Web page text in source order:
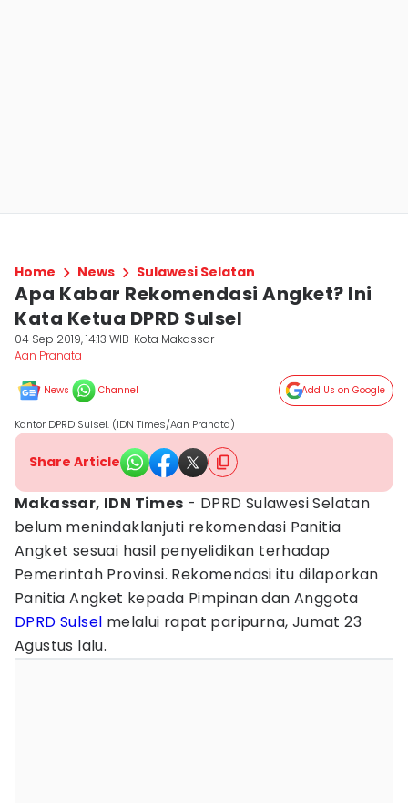
Home News Sulawesi Selatan
Apa Kabar Rekomendasi Angket? Ini
Kata Ketua DPRD Sulsel
04 Sep 2019, 14:13 WIB Kota Makassar
Aan Pranata
News Channel Add Us on Google
Kantor DPRD Sulsel. (IDN Times/Aan Pranata)
Share Article
Makassar, IDN Times - DPRD Sulawesi Selatan
belum menindaklanjuti rekomendasi Panitia
Angket sesuai hasil penyelidikan terhadap
Pemerintah Provinsi. Rekomendasi itu dilaporkan
Panitia Angket kepada Pimpinan dan Anggota
DPRD Sulsel melalui rapat paripurna, Jumat 23
Agustus lalu.